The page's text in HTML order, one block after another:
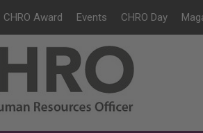
CHRO Award Events CHRO Day